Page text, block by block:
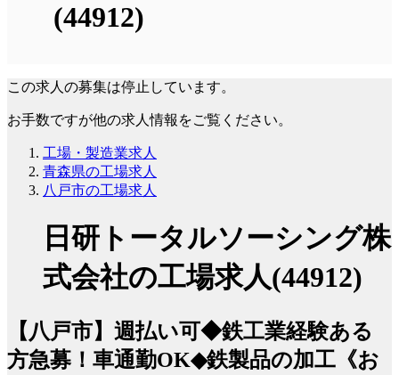
(44912)
この求人の募集は停止しています。
お手数ですが他の求人情報をご覧ください。
工場・製造業求人
青森県の工場求人
八戸市の工場求人
日研トータルソーシング株
式会社の工場求人(44912)
【八戸市】週払い可◆鉄工業経験ある
方急募！車通勤OK◆鉄製品の加工《お